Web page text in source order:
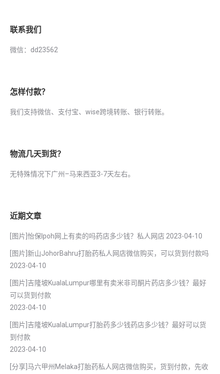
联系我们
微信：dd23562
怎样付款？
我们支持微信、支付宝、wise跨境转账、银行转账。
物流几天到货？
无特殊情况下广州–马来西亚3-7天左右。
近期文章
[图片]怡保lpoh网上有卖的吗药店多少钱？私人网店 2023-04-10
[图片]新山JohorBahru打胎药私人网店微信购买，可以货到付款吗
2023-04-10
[图片]吉隆坡KualaLumpur哪里有卖米非司酮片药店多少钱？最好
可以货到付款
2023-04-10
[图片]吉隆坡KualaLumpur打胎药多少钱药店多少钱？最好可以货
到付款
2023-04-10
[分享]马六甲州Melaka打胎药私人网店微信购买，货到付款，先收